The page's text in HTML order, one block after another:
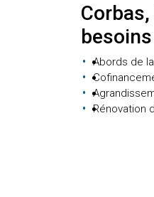
Abords de
Rénovation